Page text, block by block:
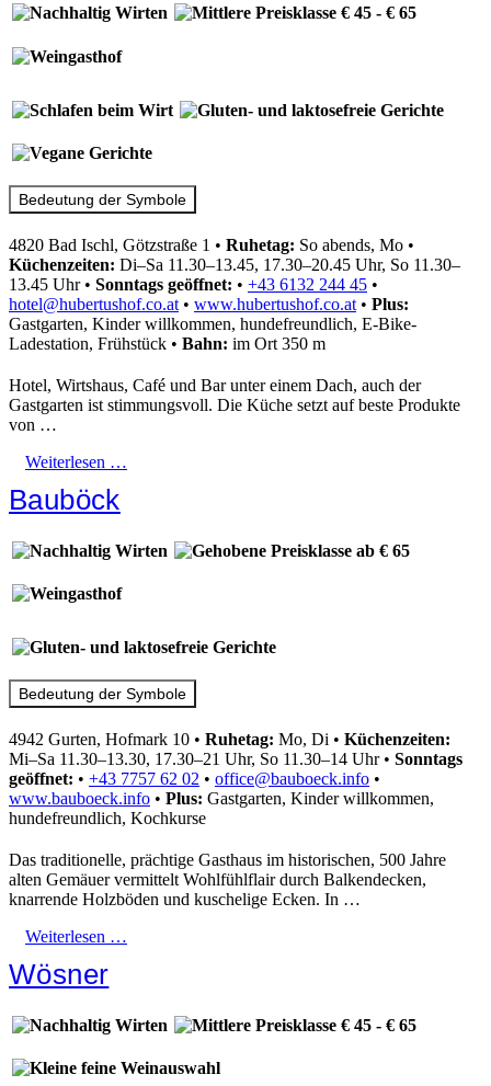
Bedeutung der Symbole
4820 Bad Ischl, Götzstraße 1 • Ruhetag: So abends, Mo •
Küchenzeiten: Di–Sa 11.30–13.45, 17.30–20.45 Uhr, So 11.30–
13.45 Uhr• Sonntags geöffnet: • +43 6132 244 45 •
hotel@hubertushof.co.at • www.hubertushof.co.at • Plus:
Gastgarten, Kinder willkommen, hundefreundlich, E-Bike-
Ladestation, Frühstück • Bahn: im Ort 350 m
Hotel, Wirtshaus, Café und Bar unter einem Dach, auch der
Gastgarten ist stimmungsvoll. Die Küche setzt auf beste Produkte
von …
Weiterlesen …
Bauböck
Bedeutung der Symbole
4942 Gurten, Hofmark 10 • Ruhetag: Mo, Di • Küchenzeiten:
Mi–Sa 11.30–13.30, 17.30–21 Uhr, So 11.30–14 Uhr• Sonntags
geöffnet: • +43 7757 62 02 • office@bauboeck.info •
www.bauboeck.info • Plus: Gastgarten, Kinder willkommen,
hundefreundlich, Kochkurse
Das traditionelle, prächtige Gasthaus im historischen, 500 Jahre
alten Gemäuer vermittelt Wohlfühlflair durch Balkendecken,
knarrende Holzböden und kuschelige Ecken. In …
Weiterlesen …
Wösner